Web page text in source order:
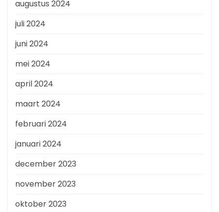
augustus 2024
juli 2024
juni 2024
mei 2024
april 2024
maart 2024
februari 2024
januari 2024
december 2023
november 2023
oktober 2023